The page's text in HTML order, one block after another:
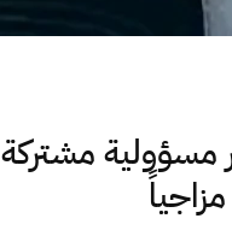
مسؤولية مشتركة